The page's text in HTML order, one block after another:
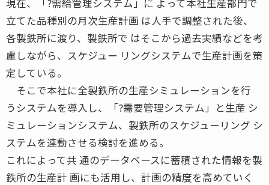
立てた品種別の月次生産計画 は人手で調整された後、
各製鉄所に渡り、製鉄所で はそこから過去実績などを考
慮しながら、スケジュー リングシステムで生産計画を策
定している。
そこで本社に全製鉄所の生産シミュレーションを行
うシステムを導入し、「?需要管理システム」と生産 シ
ミュレーションシステム、製鉄所のスケジューリング シ
ステムを連動させる検討を進める。
これによって共 通のデータベースに蓄積された情報を製
鉄所の生産計 画にも活用し、計画の精度を高めていく